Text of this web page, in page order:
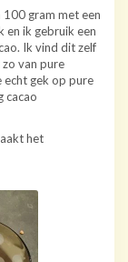
gram met een
en ik gebruik een
Ik vind dit zelf
van pure
echt gek op pure
cacao
het